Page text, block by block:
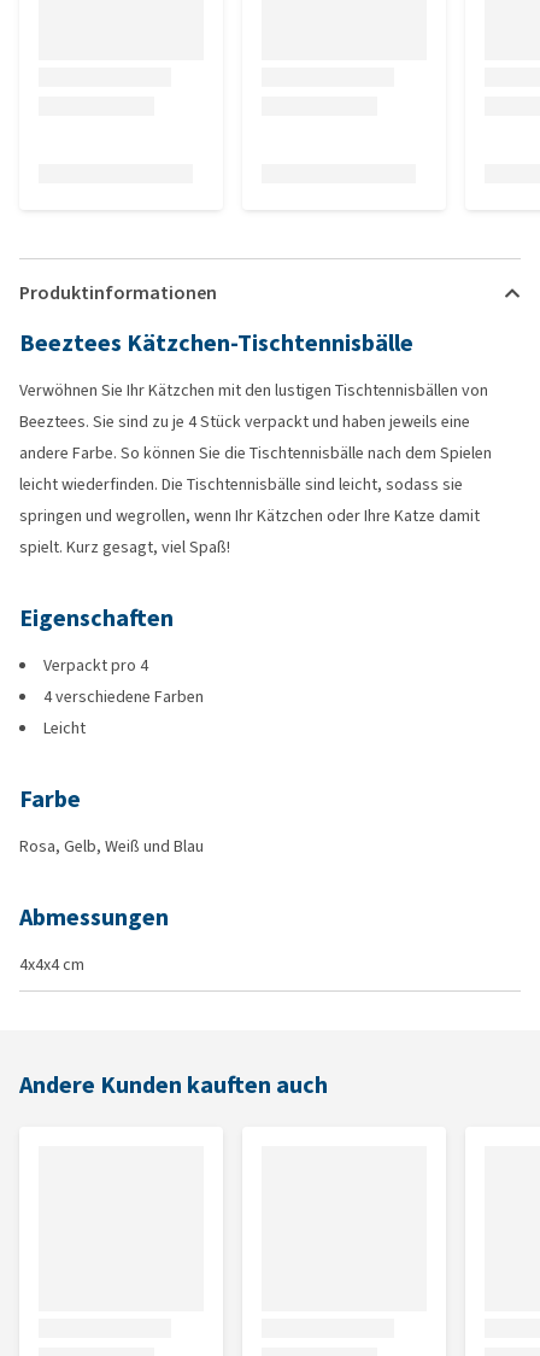
Produktinformationen
Beeztees Kätzchen-Tischtennisbälle
Verwöhnen Sie Ihr Kätzchen mit den lustigen Tischtennisbällen von
Beeztees. Sie sind zu je 4 Stück verpackt und haben jeweils eine
andere Farbe. So können Sie die Tischtennisbälle nach dem Spielen
leicht wiederfinden. Die Tischtennisbälle sind leicht, sodass sie
springen und wegrollen, wenn Ihr Kätzchen oder Ihre Katze damit
spielt. Kurz gesagt, viel Spaß!
Eigenschaften
Verpackt pro 4
4 verschiedene Farben
Leicht
Farbe
Rosa, Gelb, Weiß und Blau
Abmessungen
4x4x4 cm
Andere Kunden kauften auch